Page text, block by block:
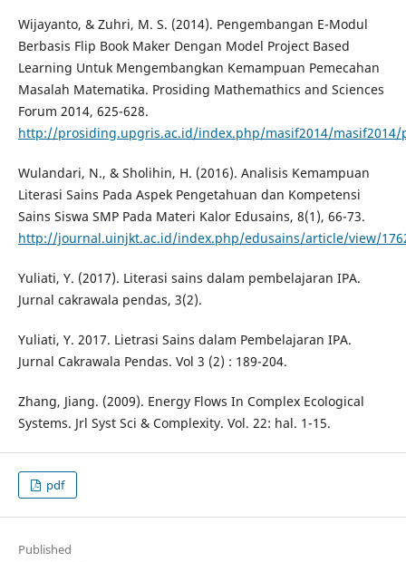
Wijayanto, & Zuhri, M. S. (2014). Pengembangan E-Modul
Berbasis Flip Book Maker Dengan Model Project Based
Learning Untuk Mengembangkan Kemampuan Pemecahan
Masalah Matematika. Prosiding Mathemathics and Sciences
Forum 2014, 625-628.
http://prosiding.upgris.ac.id/index.php/masif2014/masif2014/
Wulandari, N., & Sholihin, H. (2016). Analisis Kemampuan
Literasi Sains Pada Aspek Pengetahuan dan Kompetensi
Sains Siswa SMP Pada Materi Kalor Edusains, 8(1), 66-73.
http://journal.uinjkt.ac.id/index.php/edusains/article/view/
Yuliati, Y. (2017). Literasi sains dalam pembelajaran IPA.
Jurnal cakrawala pendas, 3(2).
Yuliati, Y. 2017. Lietrasi Sains dalam Pembelajaran IPA.
Jurnal Cakrawala Pendas. Vol 3 (2) : 189-204.
Zhang, Jiang. (2009). Energy Flows In Complex Ecological
Systems. Jrl Syst Sci & Complexity. Vol. 22: hal. 1-15.
pdf
Published